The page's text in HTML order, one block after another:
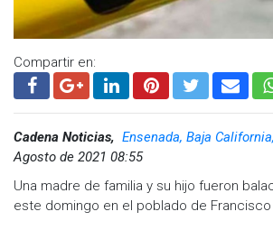
Compartir en:
Cadena Noticias, Ensenada, Baja
Agosto de 2021 08:55
Una madre de familia y su hijo fueron
este domingo en el poblado de